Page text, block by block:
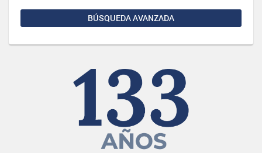
BÚSQUEDA AVANZADA